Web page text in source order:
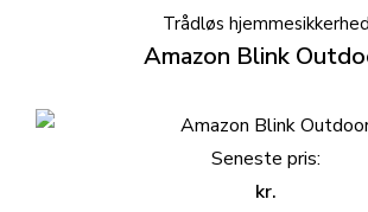
Trådløs hjemmesikkerhed
Amazon Blink
Seneste pris:
kr.